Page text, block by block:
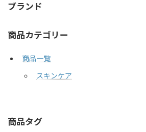
ブランド
商品カテゴリー
商品一覧
スキンケア
商品タグ